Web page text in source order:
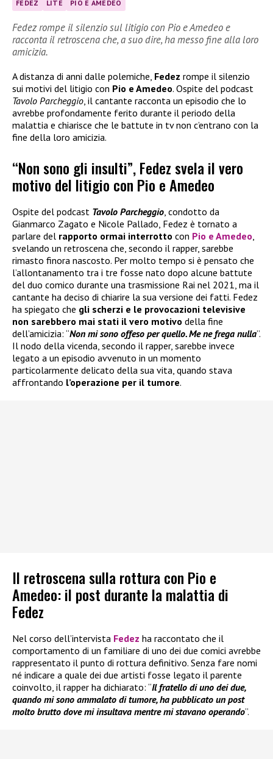
FEDEZ LITE PIO E AMEDEO
Fedez rompe il silenzio sul litigio con Pio e Amedeo e
racconta il retroscena che, a suo dire, ha messo fine alla loro
amicizia.
A distanza di anni dalle polemiche, Fedez rompe il silenzio
sui motivi del litigio con Pio e Amedeo. Ospite del podcast
Tavolo Parcheggio , il cantante racconta un episodio che lo
avrebbe profondamente ferito durante il periodo della
malattia e chiarisce che le battute in tv non c’entrano con la
fine della loro amicizia.
“Non sono gli insulti”, Fedez svela il vero
motivo del litigio con Pio e Amedeo
Ospite del podcast Tavolo Parcheggio, condotto da
Gianmarco Zagato e Nicole Pallado, Fedez è tornato a
parlare del rapporto ormai interrotto con Pio e Amedeo,
svelando un retroscena che, secondo il rapper, sarebbe
rimasto finora nascosto. Per molto tempo si è pensato che
l’allontanamento tra i tre fosse nato dopo alcune battute
del duo comico durante una trasmissione Rai nel 2021, ma il
cantante ha deciso di chiarire la sua versione dei fatti. Fedez
ha spiegato che gli scherzi e le provocazioni televisive
non sarebbero mai stati il vero motivo della fine
dell’amicizia: “Non mi sono offeso per quello. Me ne frega nulla”.
Il nodo della vicenda, secondo il rapper, sarebbe invece
legato a un episodio avvenuto in un momento
particolarmente delicato della sua vita, quando stava
affrontando l’operazione per il tumore.
Il retroscena sulla rottura con Pio e
Amedeo: il post durante la malattia di
Fedez
Nel corso dell’intervista Fedez ha raccontato che il
comportamento di un familiare di uno dei due comici avrebbe
rappresentato il punto di rottura definitivo. Senza fare nomi
né indicare a quale dei due artisti fosse legato il parente
coinvolto, il rapper ha dichiarato: “Il fratello di uno dei due,
quando mi sono ammalato di tumore, ha pubblicato un post
molto brutto dove mi insultava mentre mi stavano operando”.